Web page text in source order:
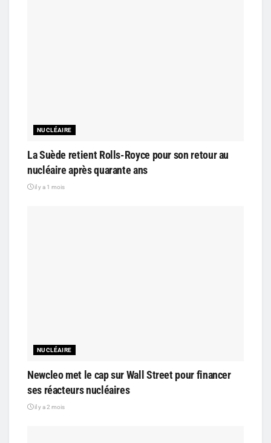
NUCLÉAIRE
La Suède retient Rolls-Royce pour son retour au
nucléaire après quarante ans
il y a 1 mois
NUCLÉAIRE
Newcleo met le cap sur Wall Street pour financer
ses réacteurs nucléaires
il y a 2 mois